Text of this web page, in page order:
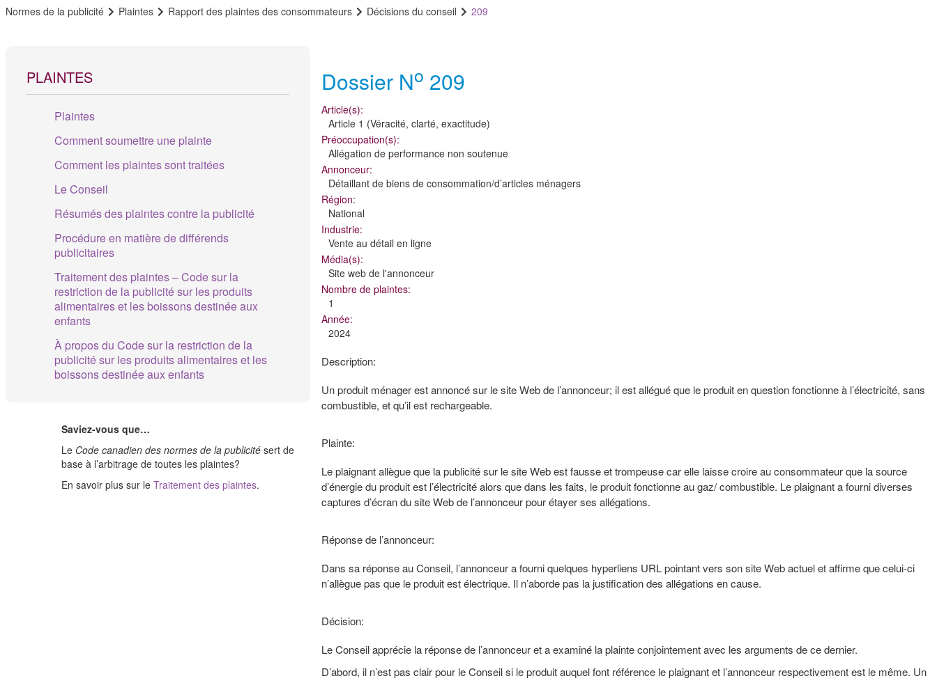
Normes de la publicité Plaintes Rapport des plaintes des consommateurs Décisions du conseil 209
Dossier No 209
Article(s):
Article 1 (Véracité, clarté, exactitude)
Préoccupation(s):
Allégation de performance non soutenue
Annonceur:
Détaillant de biens de consommation/d’articles ménagers
Région:
National
Industrie:
Vente au détail en ligne
Média(s):
Site web de l'annonceur
Nombre de plaintes:
1
Année:
2024
Description:
Un produit ménager est annoncé sur le site Web de l’annonceur; il est allégué que le produit en question fonctionne à l’électricité, sans
combustible, et qu’il est rechargeable.
Plainte:
Le plaignant allègue que la publicité sur le site Web est fausse et trompeuse car elle laisse croire au consommateur que la source
d’énergie du produit est l’électricité alors que dans les faits, le produit fonctionne au gaz/ combustible. Le plaignant a fourni diverses
captures d’écran du site Web de l’annonceur pour étayer ses allégations.
Réponse de l’annonceur:
Dans sa réponse au Conseil, l’annonceur a fourni quelques hyperliens URL pointant vers son site Web actuel et affirme que celui-ci
n’allègue pas que le produit est électrique. Il n’aborde pas la justification des allégations en cause.
Décision:
Le Conseil apprécie la réponse de l’annonceur et a examiné la plainte conjointement avec les arguments de ce dernier.
D’abord, il n’est pas clair pour le Conseil si le produit auquel font référence le plaignant et l’annonceur respectivement est le même. Un
PLAINTES
Plaintes
Comment soumettre une plainte
Comment les plaintes sont traitées
Le Conseil
Résumés des plaintes contre la publicité
Procédure en matière de différends
publicitaires
Traitement des plaintes – Code sur la
restriction de la publicité sur les produits
alimentaires et les boissons destinée aux
enfants
À propos du Code sur la restriction de la
publicité sur les produits alimentaires et les
boissons destinée aux enfants
Saviez-vous que…
Le Code canadien des normes de la publicitésert de
base à l’arbitrage de toutes les plaintes?
En savoir plus sur le Traitement des plaintes.